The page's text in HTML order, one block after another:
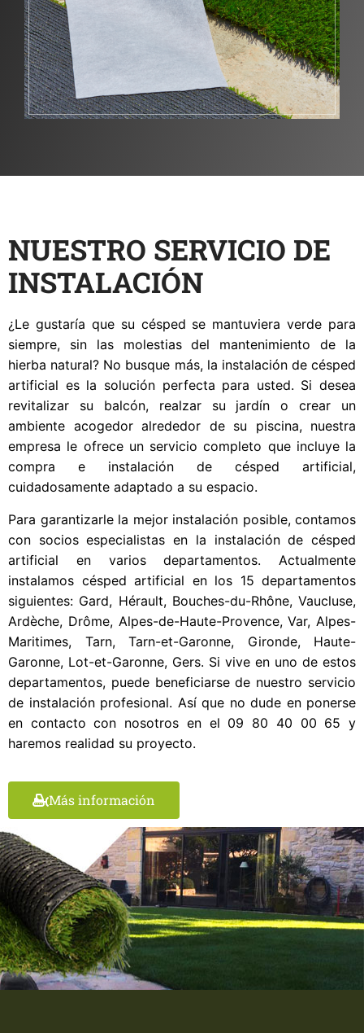
NUESTRO SERVICIO DE
INSTALACIÓN
¿Le gustaría que su césped se mantuviera verde para
siempre, sin las molestias del mantenimiento de la
hierba natural? No busque más, la instalación de césped
artificial es la solución perfecta para usted. Si desea
revitalizar su balcón, realzar su jardín o crear un
ambiente acogedor alrededor de su piscina, nuestra
empresa le ofrece un servicio completo que incluye la
compra e instalación de césped artificial,
cuidadosamente adaptado a su espacio.
Para garantizarle la mejor instalación posible, contamos
con socios especialistas en la instalación de césped
artificial en varios departamentos. Actualmente
instalamos césped artificial en los 15 departamentos
siguientes: Gard, Hérault, Bouches-du-Rhône, Vaucluse,
Ardèche, Drôme, Alpes-de-Haute-Provence, Var, Alpes-
Maritimes, Tarn, Tarn-et-Garonne, Gironde, Haute-
Garonne, Lot-et-Garonne, Gers. Si vive en uno de estos
departamentos, puede beneficiarse de nuestro servicio
de instalación profesional. Así que no dude en ponerse
en contacto con nosotros en el 09 80 40 00 65 y
haremos realidad su proyecto.
Más información